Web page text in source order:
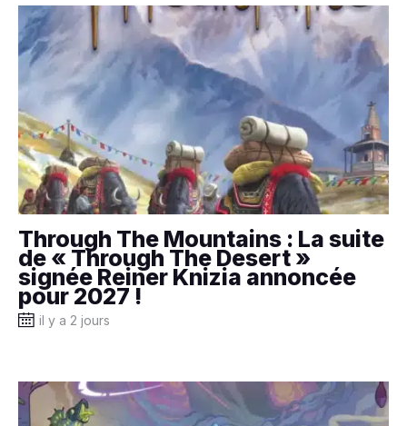
Through The Mountains : La suite
de « Through The Desert »
signée Reiner Knizia annoncée
pour 2027 !
il y a 2 jours